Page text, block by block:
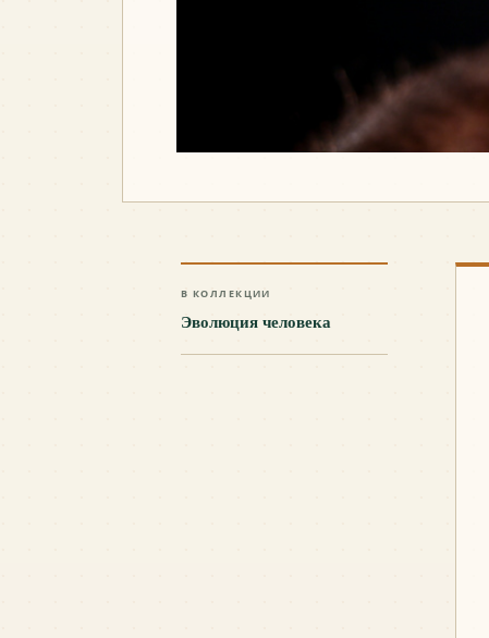
В КОЛЛЕКЦИИ
Эволюция человека